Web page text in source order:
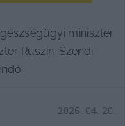
miniszter
Ruszin-Szendi
2026. 04. 20.